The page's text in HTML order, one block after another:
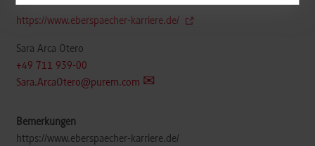
https://www.eberspaecher-karriere.de/
Sara Arca Otero
+49 711 939-00
Sara.ArcaOtero@purem.com
https://www.eberspaecher-karriere.de/